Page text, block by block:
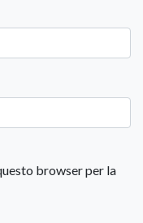
browser per la